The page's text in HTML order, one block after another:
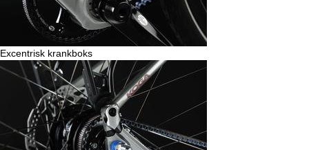
Excentrisk krankboks